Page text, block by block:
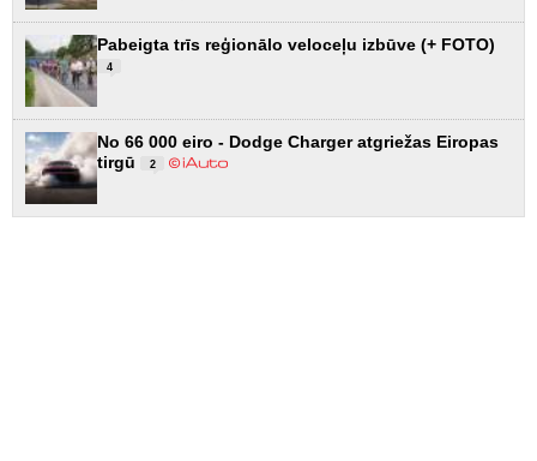
Pabeigta trīs reģionālo veloceļu izbūve (+ FOTO)
4
No 66 000 eiro - Dodge Charger atgriežas Eiropas
tirgū
2